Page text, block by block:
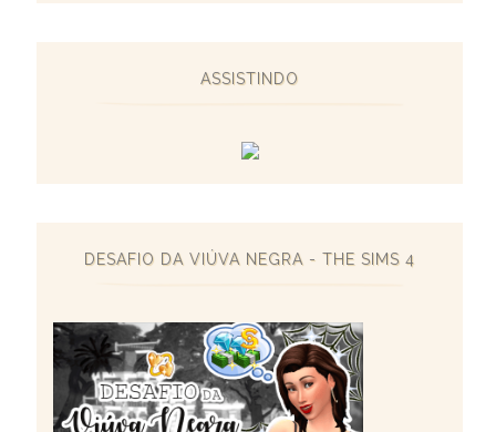
ASSISTINDO
DESAFIO DA VIÚVA NEGRA - THE SIMS 4